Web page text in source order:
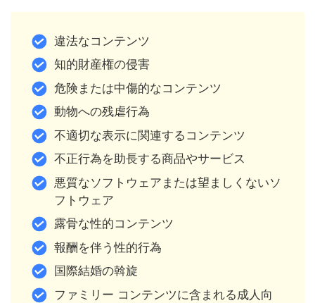
違法なコンテンツ
知的財産権の侵害
危険または中傷的なコンテンツ
動物への残虐行為
不適切な表示に関連するコンテンツ
不正行為を助長する商品やサービス
悪質なソフトウェアまたは望ましくないソ
フトウェア
露骨な性的コンテンツ
報酬を伴う性的行為
国際結婚の斡旋
ファミリー コンテンツに含まれる成人向